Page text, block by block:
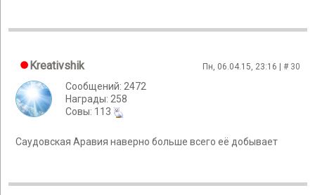
Kreativshik Пн, 06.04.15, 23:16 | # 30
Сообщений: 2472
Награды: 258
Cовы: 113
Саудовская Аравия наверно больше всего её добывает